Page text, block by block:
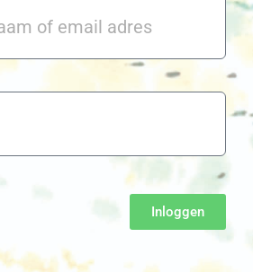
Inloggen